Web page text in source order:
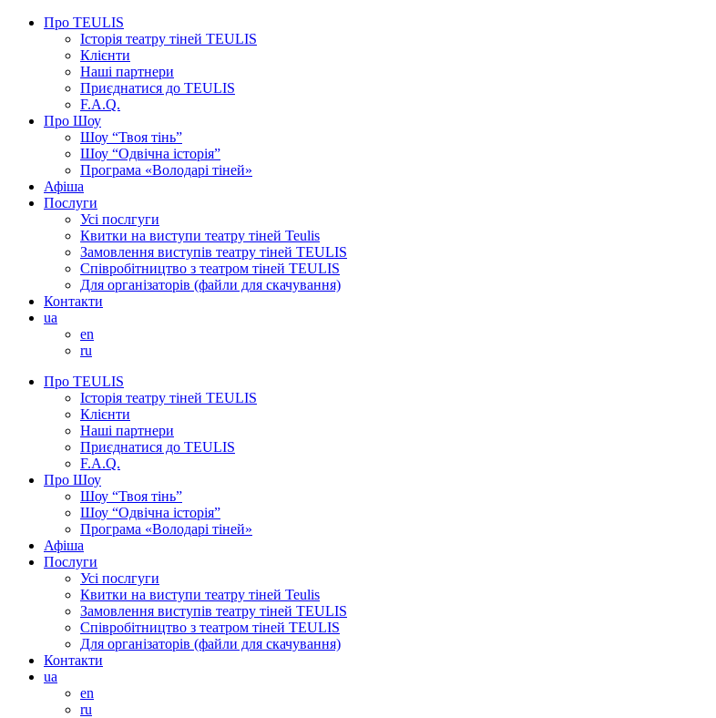
Про TEULIS
Історія театру тіней TEULIS
Клієнти
Наші партнери
Приєднатися до TEULIS
F.A.Q.
Про Шоу
Шоу “Твоя тінь”
Шоу “Одвічна історія”
Програма «Володарі тіней»
Афіша
Послуги
Усі послгуги
Квитки на виступи театру тіней Teulis
Замовлення виступів театру тіней TEULIS
Співробітництво з театром тіней TEULIS
Для організаторів (файли для скачування)
Контакти
ua
en
ru
Про TEULIS
Історія театру тіней TEULIS
Клієнти
Наші партнери
Приєднатися до TEULIS
F.A.Q.
Про Шоу
Шоу “Твоя тінь”
Шоу “Одвічна історія”
Програма «Володарі тіней»
Афіша
Послуги
Усі послгуги
Квитки на виступи театру тіней Teulis
Замовлення виступів театру тіней TEULIS
Співробітництво з театром тіней TEULIS
Для організаторів (файли для скачування)
Контакти
ua
en
ru